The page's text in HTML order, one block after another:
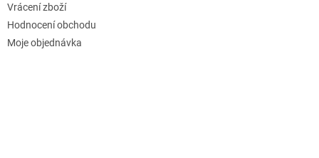
Vrácení zboží
Hodnocení obchodu
Moje objednávka